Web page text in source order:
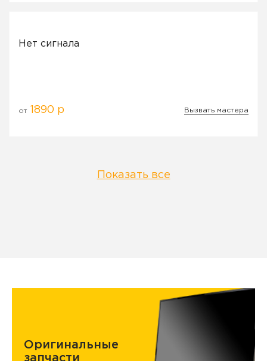
Нет сигнала
от 1890 р Вызвать мастера
Показать все
Оригинальные
запчасти